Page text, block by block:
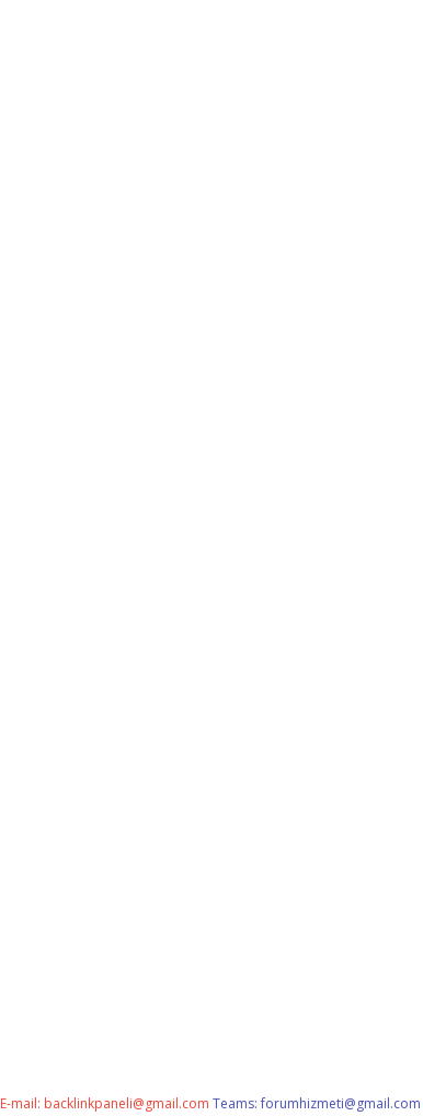
E-mail: backlinkpaneli@gmail.com Teams:forumhizmeti@gmail.com